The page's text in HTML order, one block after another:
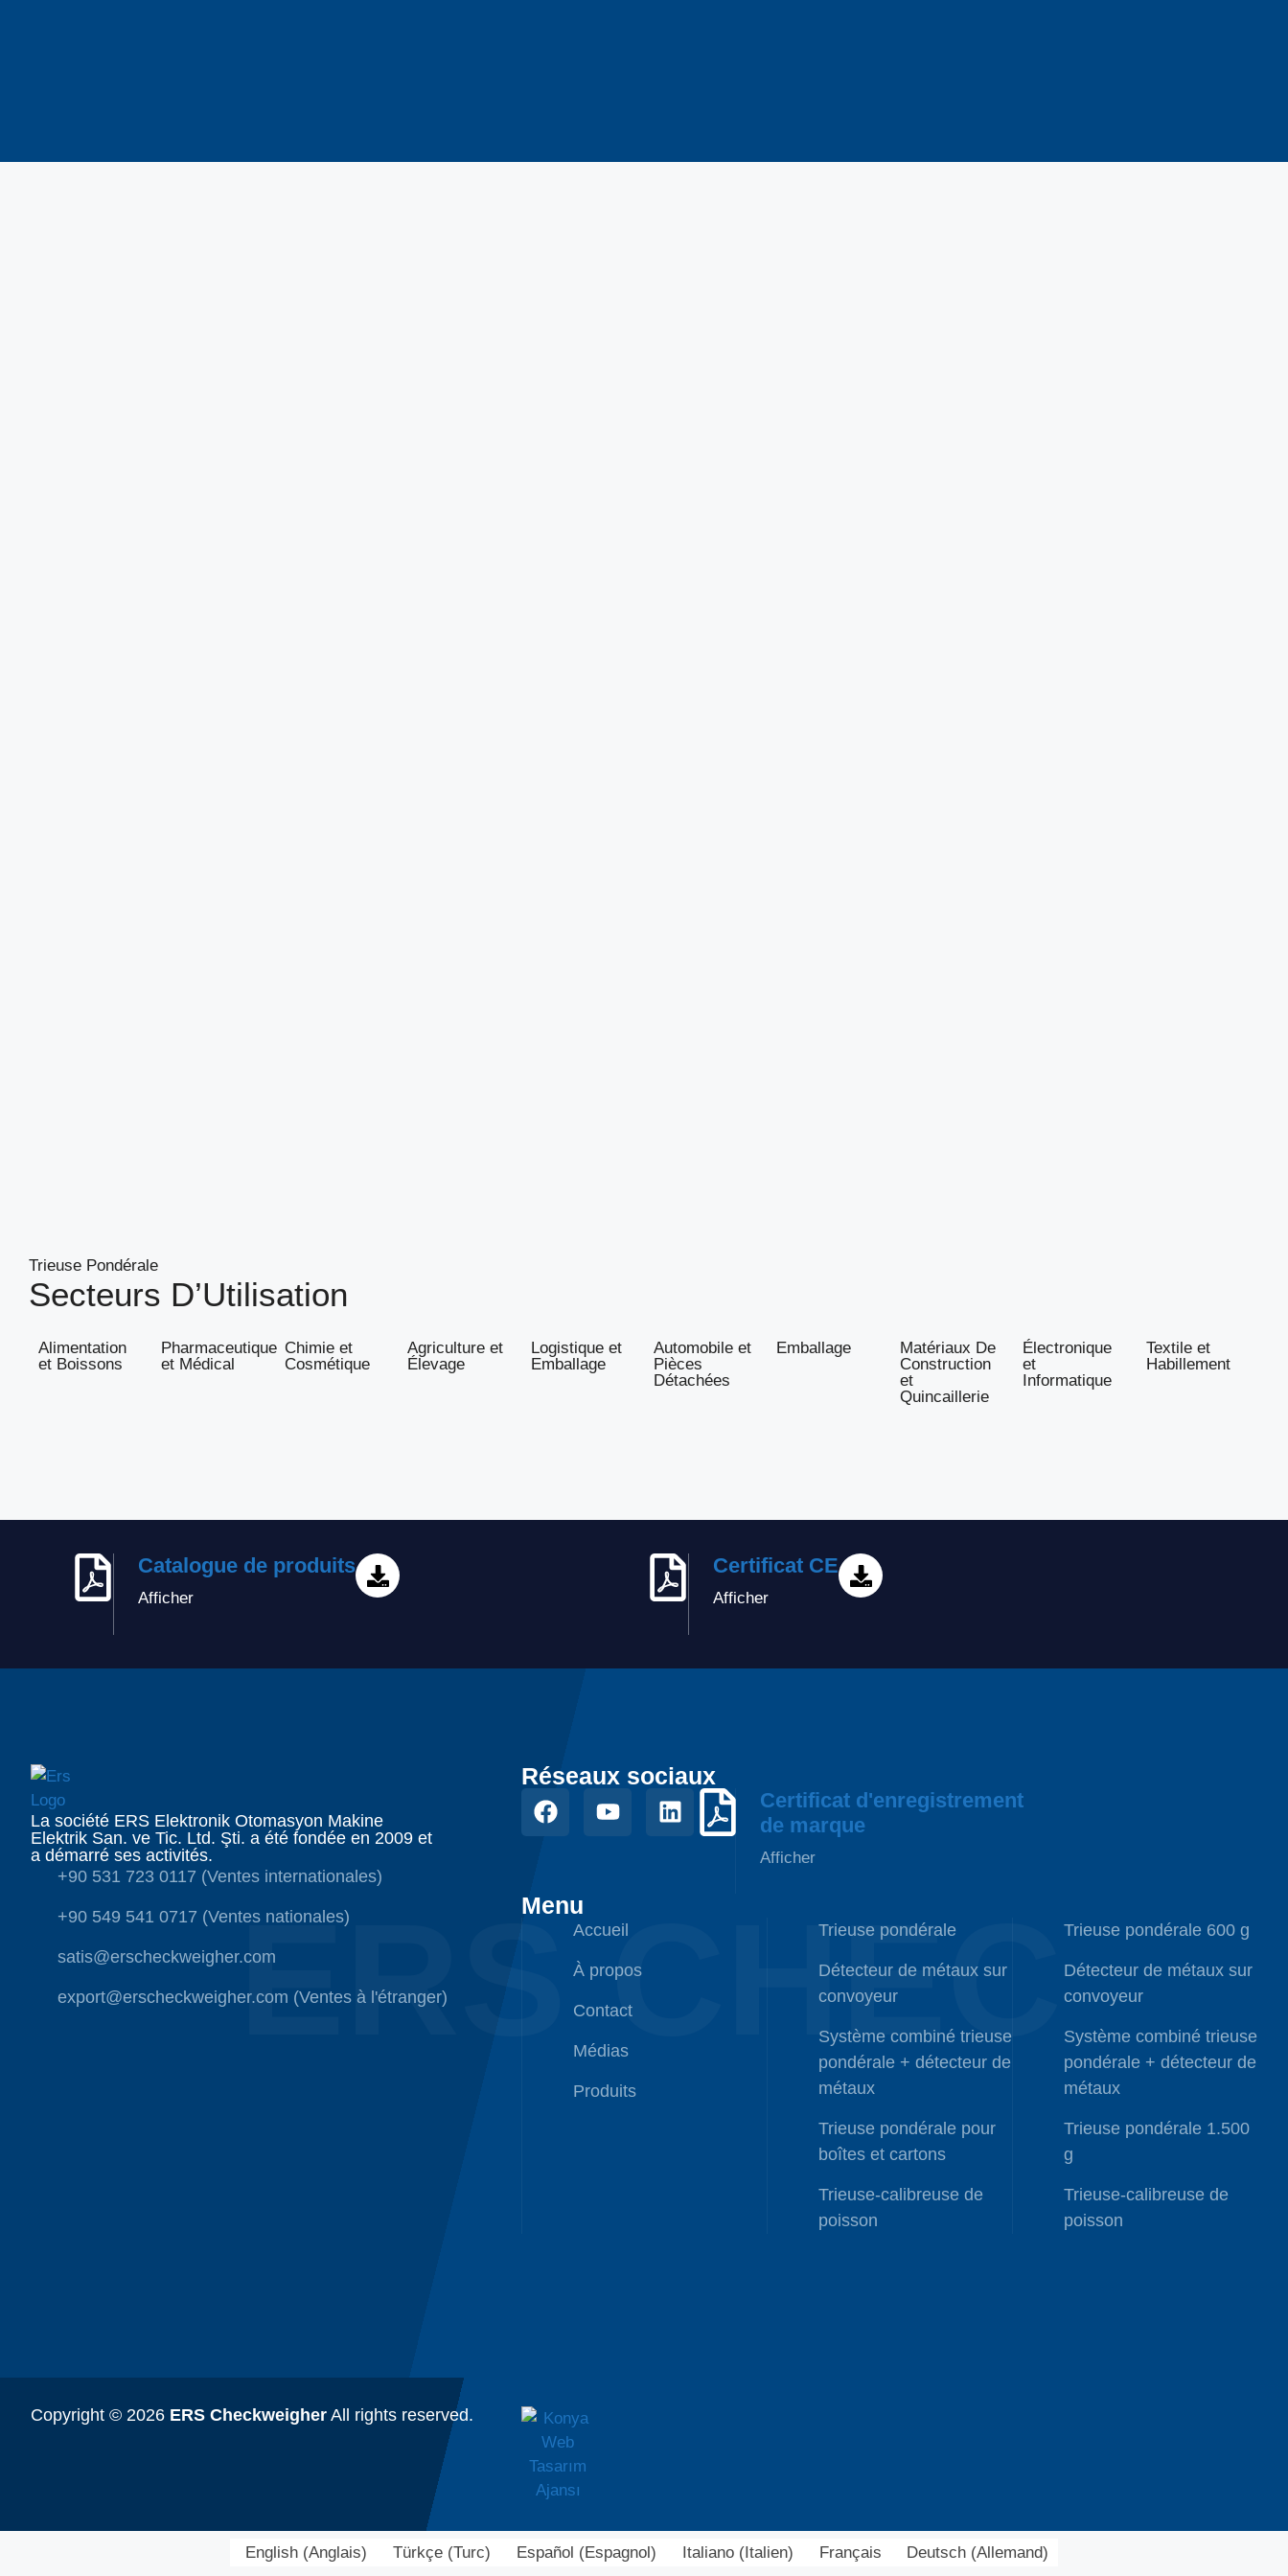
Trieuse Pondérale
Secteurs D’Utilisation
Alimentation
et Boissons
Pharmaceutique
et Médical
Chimie et
Cosmétique
Agriculture et
Élevage
Logistique et
Emballage
Automobile et
Pièces
Détachées
Emballage
Matériaux De
Construction
et
Quincaillerie
Électronique
et
Informatique
Textile et
Habillement
Catalogue de produits
Afficher
Certificat CE
Afficher
La société ERS Elektronik Otomasyon Makine
Elektrik San. ve Tic. Ltd. Şti. a été fondée en 2009 et
a démarré ses activités.
+90 531 723 0117 (Ventes internationales)
+90 549 541 0717 (Ventes nationales)
satis@erscheckweigher.com
export@erscheckweigher.com (Ventes à l'étranger)
Réseaux sociaux
Certificat d'enregistrement
de marque
Afficher
Menu
Accueil
À propos
Contact
Médias
Produits
Trieuse pondérale
Détecteur de métaux sur
convoyeur
Système combiné trieuse
pondérale + détecteur de
métaux
Trieuse pondérale pour
boîtes et cartons
Trieuse-calibreuse de
poisson
Trieuse pondérale 600 g
Détecteur de métaux sur
convoyeur
Système combiné trieuse
pondérale + détecteur de
métaux
Trieuse pondérale 1.500
g
Trieuse-calibreuse de
poisson
ERS CHEC
Copyright © 2026 ERS Checkweigher All rights reserved.
English (Anglais) Türkçe (Turc) Español (Espagnol) Italiano(Italien) Français Deutsch (Allemand)